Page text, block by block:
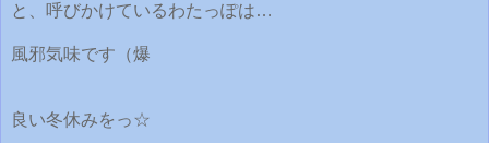
と、呼びかけているわたっぽは…
風邪気味です（爆
良い冬休みをっ☆